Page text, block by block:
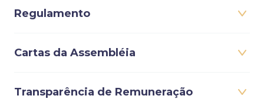
Regulamento
Cartas da Assembléia
Transparência de Remuneração